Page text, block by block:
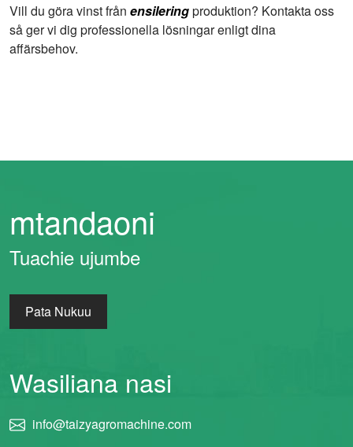
Vill du göra vinst från ensileringproduktion? Kontakta oss
så ger vi dig professionella lösningar enligt dina
affärsbehov.
mtandaoni
Tuachie ujumbe
Pata Nukuu
Wasiliana nasi
info@taizyagromachine.com